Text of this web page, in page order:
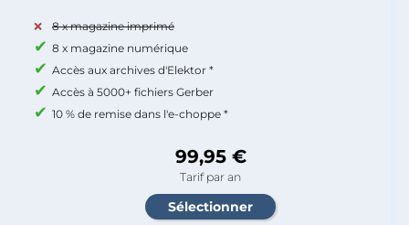
8 x magazine imprimé
8 x magazine numérique
Accès aux archives d'Elektor *
Accès à 5000+ fichiers Gerber
10 % de remise dans l'e-choppe *
99,95 €
Tarif par an